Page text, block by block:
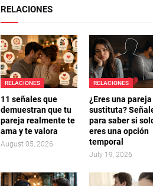
RELACIONES
RELACIONES
11 señales que
demuestran que tu
pareja realmente te
ama y te valora
August 05, 2026
RELACIONES
¿Eres una pareja
sustituta?
para saber si
eres una opción
temporal
July 19, 2026